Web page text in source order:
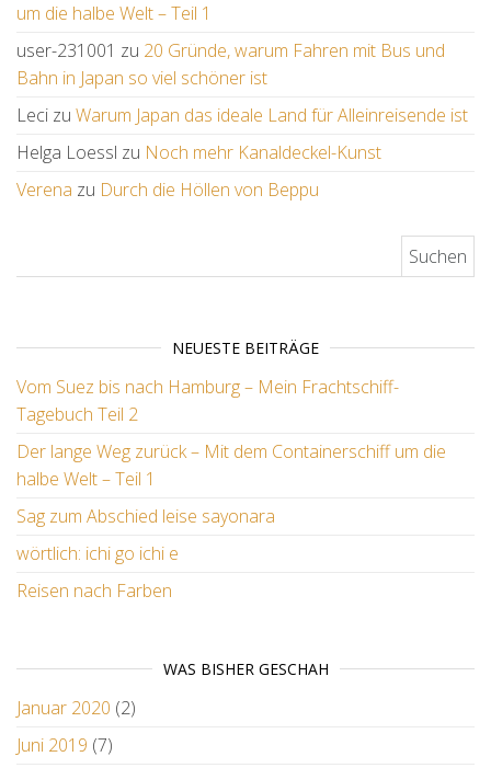
um die halbe Welt – Teil 1
user-231001 zu 20 Gründe, warum Fahren mit Bus und
Bahn in Japan so viel schöner ist
Leci zu Warum Japan das ideale Land für Alleinreisende ist
Helga Loessl zu Noch mehr Kanaldeckel-Kunst
Verena zu Durch die Höllen von Beppu
NEUESTE BEITRÄGE
Vom Suez bis nach Hamburg – Mein Frachtschiff-
Tagebuch Teil 2
Der lange Weg zurück – Mit dem Containerschiff um die
halbe Welt – Teil 1
Sag zum Abschied leise sayonara
wörtlich: ichi go ichi e
Reisen nach Farben
WAS BISHER GESCHAH
Januar 2020 (2)
Juni 2019 (7)